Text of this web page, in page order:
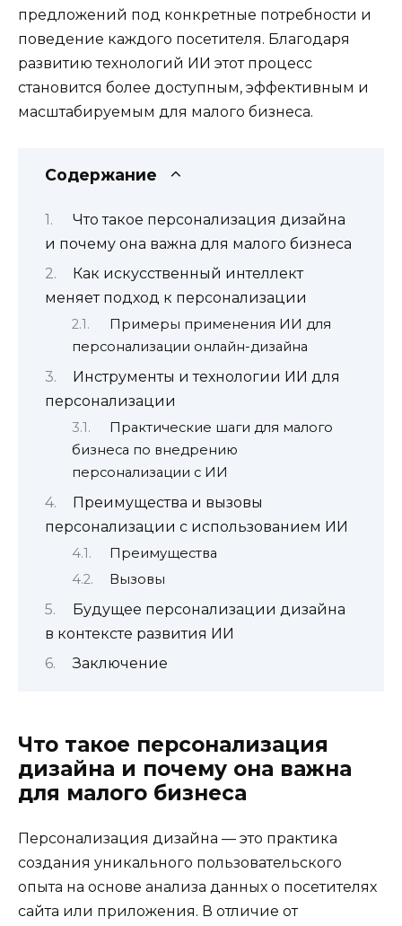
предложений под конкретные потребности и
поведение каждого посетителя. Благодаря
развитию технологий ИИ этот процесс
становится более доступным, эффективным и
масштабируемым для малого бизнеса.
Содержание
Что такое персонализация дизайна
и почему она важна для малого бизнеса
Как искусственный интеллект
меняет подход к персонализации
Примеры применения ИИ для
персонализации онлайн-дизайна
Инструменты и технологии ИИ для
персонализации
Практические шаги для малого
бизнеса по внедрению
персонализации с ИИ
Преимущества и вызовы
персонализации с использованием ИИ
Преимущества
Вызовы
Будущее персонализации дизайна
в контексте развития ИИ
Заключение
Что такое персонализация
дизайна и почему она важна
для малого бизнеса
Персонализация дизайна — это практика
создания уникального пользовательского
опыта на основе анализа данных о посетителях
сайта или приложения. В отличие от